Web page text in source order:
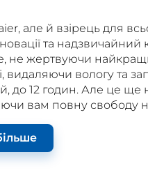
й взірець для
та
жертвуючи
вологу та
12 годин. Але це ще
вам повну свободу